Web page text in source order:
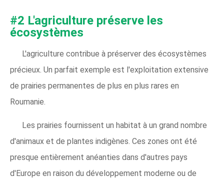
#2 L'agriculture préserve les
écosystèmes
L'agriculture contribue à préserver des écosystèmes
précieux. Un parfait exemple est l'exploitation extensive
de prairies permanentes de plus en plus rares en
Roumanie.
Les prairies fournissent un habitat à un grand nombre
d'animaux et de plantes indigènes. Ces zones ont été
presque entièrement anéanties dans d'autres pays
d'Europe en raison du développement moderne ou de